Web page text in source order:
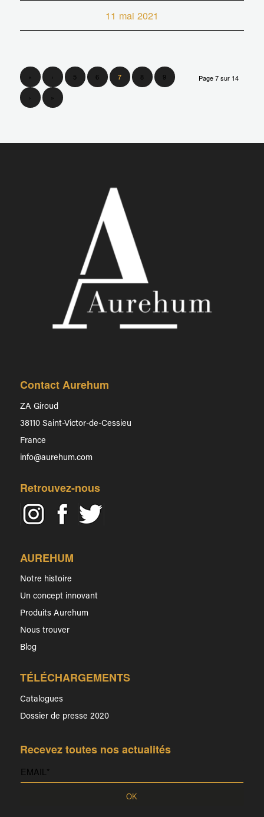
11 mai 2021
Page 7 sur 14
« ‹ 5 6 7 8 9
»
Contact Aurehum
ZA Giroud
38110 Saint-Victor-de-Cessieu
France
info@aurehum.com
Retrouvez-nous
AUREHUM
Notre histoire
Un concept innovant
Produits Aurehum
Nous trouver
Blog
TÉLÉCHARGEMENTS
Catalogues
Dossier de presse 2020
Recevez toutes nos actualités